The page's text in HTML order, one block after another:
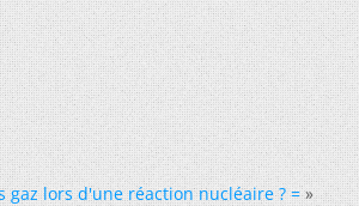
gaz lors d'une réaction nucléaire ? = »